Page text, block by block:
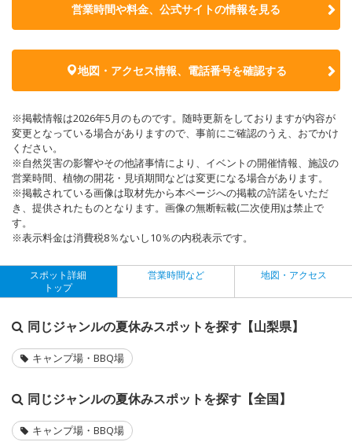
営業時間や料金、公式サイトの情報を見る
地図・アクセス情報、電話番号を確認する
※掲載情報は2026年5月のものです。随時更新をしておりますが内容が
変更となっている場合がありますので、事前にご確認のうえ、おでかけ
ください。
※自然災害の影響やその他諸事情により、イベントの開催情報、施設の
営業時間、植物の開花・見頃期間などは変更になる場合があります。
※掲載されている画像は取材先から本ページへの掲載の許諾をいただ
き、提供されたものとなります。画像の無断転載(二次使用)は禁止で
す。
※表示料金は消費税8％ないし10％の内税表示です。
スポット詳細
トップ
営業時間など 地図・アクセス
同じジャンルの夏休みスポットを探す【山梨県】
キャンプ場・BBQ場
同じジャンルの夏休みスポットを探す【全国】
キャンプ場・BBQ場